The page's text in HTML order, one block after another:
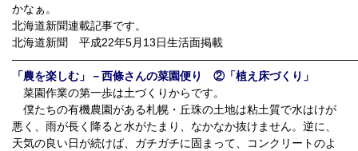
かなぁ。
北海道新聞連載記事です。
北海道新聞 平成22年5月13日生活面掲載
「農を楽しむ」－西條さんの菜園便り ②「植え床づくり」
菜園作業の第一歩は土づくりからです。
僕たちの有機農園がある札幌・丘珠の土地は粘土質で水はけが
悪く、雨が長く降ると水がたまり、なかなか抜けません。逆に、
天気の良い日が続けば、ガチガチに固まって、コンクリートのよ